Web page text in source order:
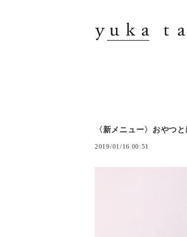
〈新メニュー〉おやつ
2019/01/16 00:51